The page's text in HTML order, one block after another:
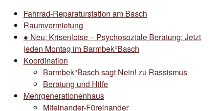
Fahrrad-Reparaturstation am Basch
Raumvermietung
● Neu: Krisenlotse – Psychosoziale Beratung: Jetzt
jeden Montag im Barmbek°Basch
Koordination
Barmbek°Basch sagt Nein! zu Rassismus
Beratung und Hilfe
Mehrgenerationenhaus
Miteinander-Füreinander